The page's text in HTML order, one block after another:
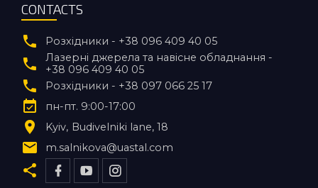
CONTACTS
Розхідники - +38 096 409 40 05
Лазерні джерела та навісне обладнання -
+38 096 409 40 05
Розхідники - +38 097 066 25 17
пн-пт. 9:00-17:00
Kyiv Budivelniki lane, 18
m.salnikova@uastal.com